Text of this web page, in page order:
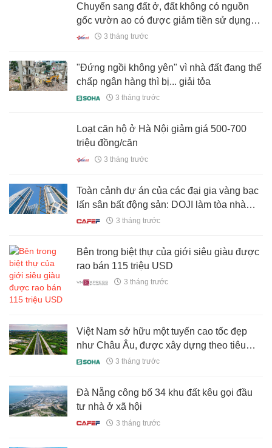
Chuyển sang đất ở, đất không có nguồn
gốc vườn ao có được giảm tiền sử dụng
đất?
3 tháng trước
"Đứng ngồi không yên" vì nhà đất đang thế
chấp ngân hàng thì bị... giải tỏa
3 tháng trước
Loạt căn hộ ở Hà Nội giảm giá 500-700
triệu đồng/căn
3 tháng trước
Toàn cảnh dự án của các đại gia vàng bạc
lấn sân bất động sản: DOJI làm tòa nhà
cao nhất Hải Phòng, Bảo Tín Minh Châu
3 tháng trước
Bên trong biệt thự của giới siêu giàu được
rao bán 115 triệu USD
3 tháng trước
Việt Nam sở hữu một tuyến cao tốc đẹp
như Châu Âu, được xây dựng theo tiêu
chuẩn quốc tế3 tháng trước
Đà Nẵng công bố 34 khu đất kêu gọi đầu
tư nhà ở xã hội
3 tháng trước